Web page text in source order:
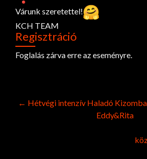
Várunk szeretettel!
KCH TEAM
Regisztráció
Foglalás zárva erre az eseményre.
Post
navigation
← Hétvégi intenzív Haladó
Eddy&Rita